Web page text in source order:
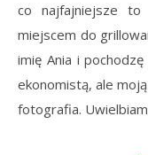
co najfajniejsze
miejscem do
imię Ania i
ekonomistą, ale
fotografia.